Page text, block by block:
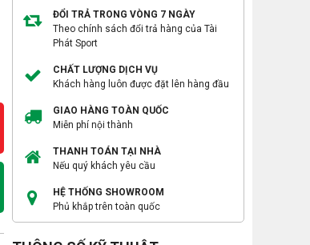
ĐỔI TRẢ TRONG VÒNG 7 NGÀY
Theo chính sách đổi trả hàng của Tài
Phát Sport
CHẤT LƯỢNG DỊCH VỤ
Khách hàng luôn được đặt lên hàng đầu
GIAO HÀNG TOÀN QUỐC
Miễn phí nội thành
THANH TOÁN TẠI NHÀ
Nếu quý khách yêu cầu
HỆ THỐNG SHOWROOM
Phủ khắp trên toàn quốc